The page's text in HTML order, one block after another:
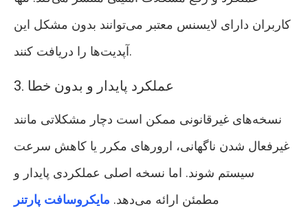
کاربران دارای لایسنس معتبر می‌توانند بدون مشکل این
آپدیت‌ها را دریافت کنند.
3. عملکرد پایدار و بدون خطا
نسخه‌های غیرقانونی ممکن است دچار مشکلاتی مانند
غیرفعال شدن ناگهانی، ارورهای مکرر یا کاهش سرعت
سیستم شوند. اما نسخه اصلی عملکردی پایدار و
مطمئن ارائه می‌دهد. مایکروسافت پارتنر